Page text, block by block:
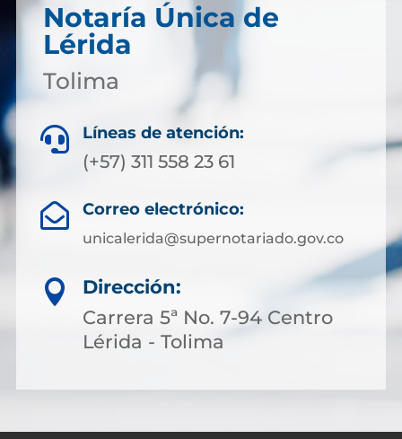
Notaría Única de
Lérida
Tolima
 Líneas de atención:
(+57) 311 558 23 61
 Correo electrónico:
unicalerida@supernotariado.gov.co

Dirección:
Carrera 5ª No. 7-94 Centro
Lérida - Tolima